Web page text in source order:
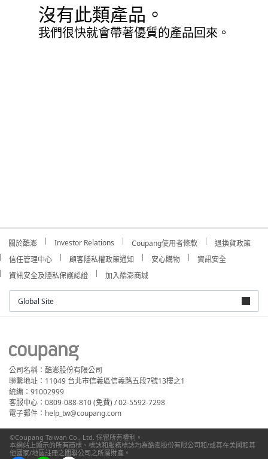
沒有此類產品。
我們很快就會帶著優質的產品回來。
關於酷澎 Investor Relations Coupang使用者條款
退換貨政策
信任管理中心
顧客隱私權政策通知 安心購物
資訊安全
資訊安全及隱私保護認證
加入酷澎商城
Global Site
公司名稱：酷澎股份有限公司
聯繫地址：11049 台北市信義區信義路五段7號13樓之1
統編：91002999
客服中心：0809-088-810 (免費) / 02-5592-7298
電子郵件：help_tw@coupang.com
©Coupang Taiwan Co., Ltd. 保留所有權利。
本網站上顯示的所有商標、標誌和服務標誌均為酷澎股份有限公司和/或其在美國和其
他國家/地區註冊之關聯公司之所屬財產。